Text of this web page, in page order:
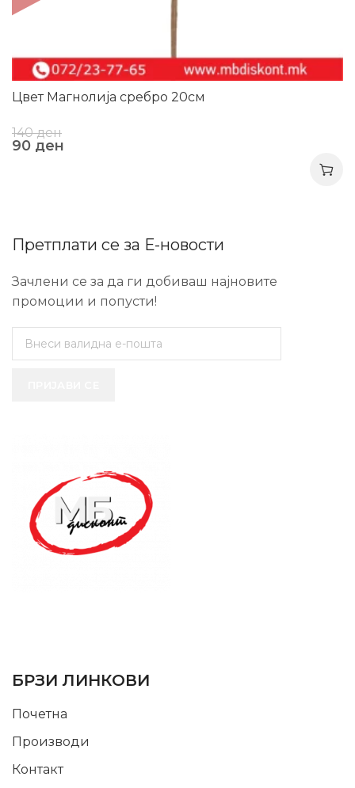
Цвет Магнолија сребро 20см
140ден
90 ден
Претплати се за Е-новости
Зачлени се за да ги добиваш најновите
промоции и попусти!
БРЗИ ЛИНКОВИ
Почетна
Производи
Контакт